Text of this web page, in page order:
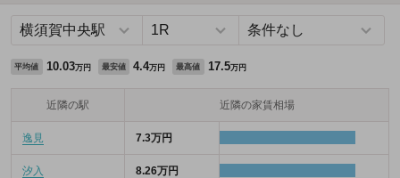
平均値 10.03万円 最安値 4.4万円 最高値 17.5万円
近隣の駅 近隣の家賃相場
逸見 7.3万円
汐入 8.26万円